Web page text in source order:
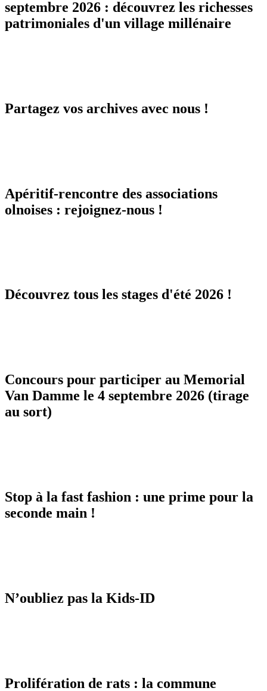
septembre 2026 : découvrez les richesses
patrimoniales d'un village millénaire
Partagez vos archives avec nous !
Apéritif-rencontre des associations
olnoises : rejoignez-nous !
Découvrez tous les stages d'été 2026 !
Concours pour participer au Memorial
Van Damme le 4 septembre 2026 (tirage
au sort)
Stop à la fast fashion : une prime pour la
seconde main !
N’oubliez pas la Kids-ID
Prolifération de rats : la commune